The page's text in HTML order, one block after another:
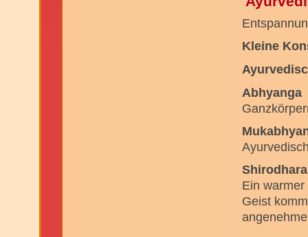
Kleine
Abhyanga
Shirodhara
Ein
Geist